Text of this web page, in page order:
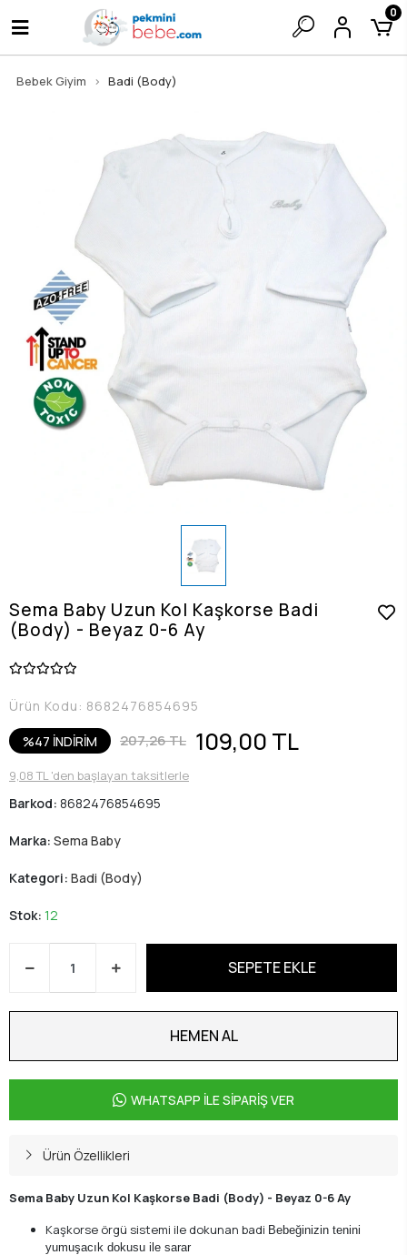
0
Bebek Giyim Badi (Body)
Sema Baby Uzun Kol Kaşkorse Badi
(Body) - Beyaz 0-6 Ay
Ürün Kodu: 8682476854695
%47 İNDİRİM 207,26 TL 109,00 TL
9,08 TL 'den başlayan taksitlerle
Barkod: 8682476854695
Marka: Sema Baby
Kategori: Badi (Body)
Stok: 12
SEPETE EKLE
HEMEN AL
WHATSAPP İLE SİPARİŞ VER
Ürün Özellikleri
Sema Baby Uzun Kol Kaşkorse Badi (Body) - Beyaz 0-6 Ay
Kaşkorse örgü sistemi ile dokunan badi Bebeğinizin tenini
yumuşacık dokusu ile sarar